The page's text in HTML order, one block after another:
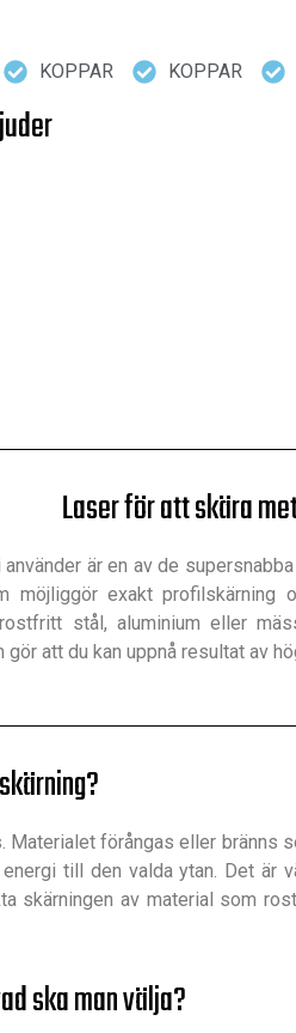
KOPPAR KOPPAR
Laser för att skära
är en av de
möjliggör exakt profilskärning
stål, aluminium eller
att du kan uppnå resultat av
förångas eller bränns
till den valda ytan. Det är
skärningen av material som
ska man välja?